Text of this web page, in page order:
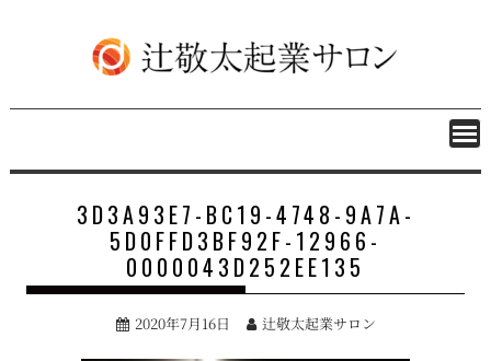
k
i
t
o
n
t
e
n
t
3D3A93E7-BC19-4748-9A7A-
5D0FFD3BF92F-12966-
0000043D252EE135
2020年7月16日 辻敬太起業サロン